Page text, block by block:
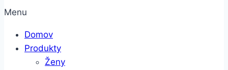
Menu
Domov
Produkty
Ženy